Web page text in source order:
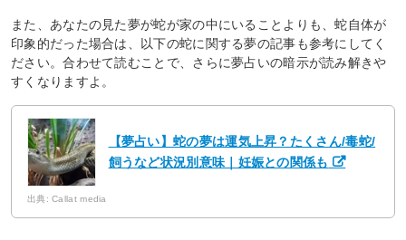
また、あなたの見た夢が蛇が家の中にいることよりも、蛇自体が
印象的だった場合は、以下の蛇に関する夢の記事も参考にしてく
ださい。合わせて読むことで、さらに夢占いの暗示が読み解きや
すくなりますよ。
【夢占い】蛇の夢は運気上昇？たくさん/毒蛇/
飼うなど状況別意味｜妊娠との関係も
出典: Callat media